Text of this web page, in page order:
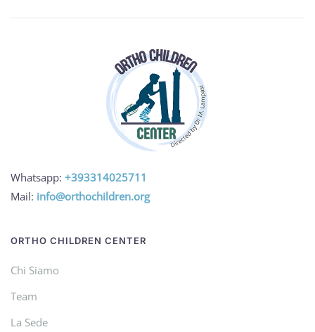
Whatsapp: +393314025711
Mail: info@orthochildren.org
ORTHO CHILDREN CENTER
Chi Siamo
Team
La Sede